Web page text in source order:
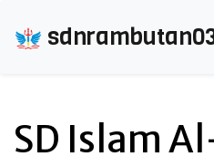
SD Islam